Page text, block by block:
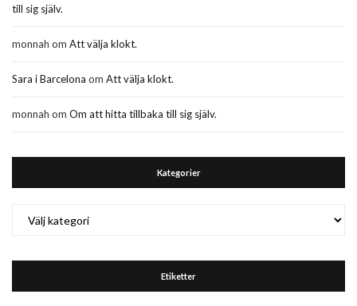
till sig själv.
monnah om Att välja klokt.
Sara i Barcelona om Att välja klokt.
monnah om Om att hitta tillbaka till sig själv.
Kategorier
Etiketter